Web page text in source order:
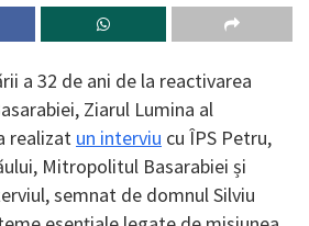
a 32 de ani de la reactivarea
Ziarul Lumina al
realizat un interviu cu ÎPS Petru,
Mitropolitul Basarabiei și
semnat de domnul Silviu